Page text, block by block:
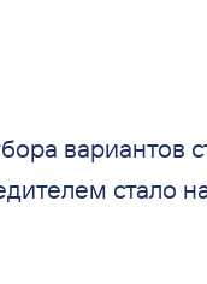
вариантов
стало